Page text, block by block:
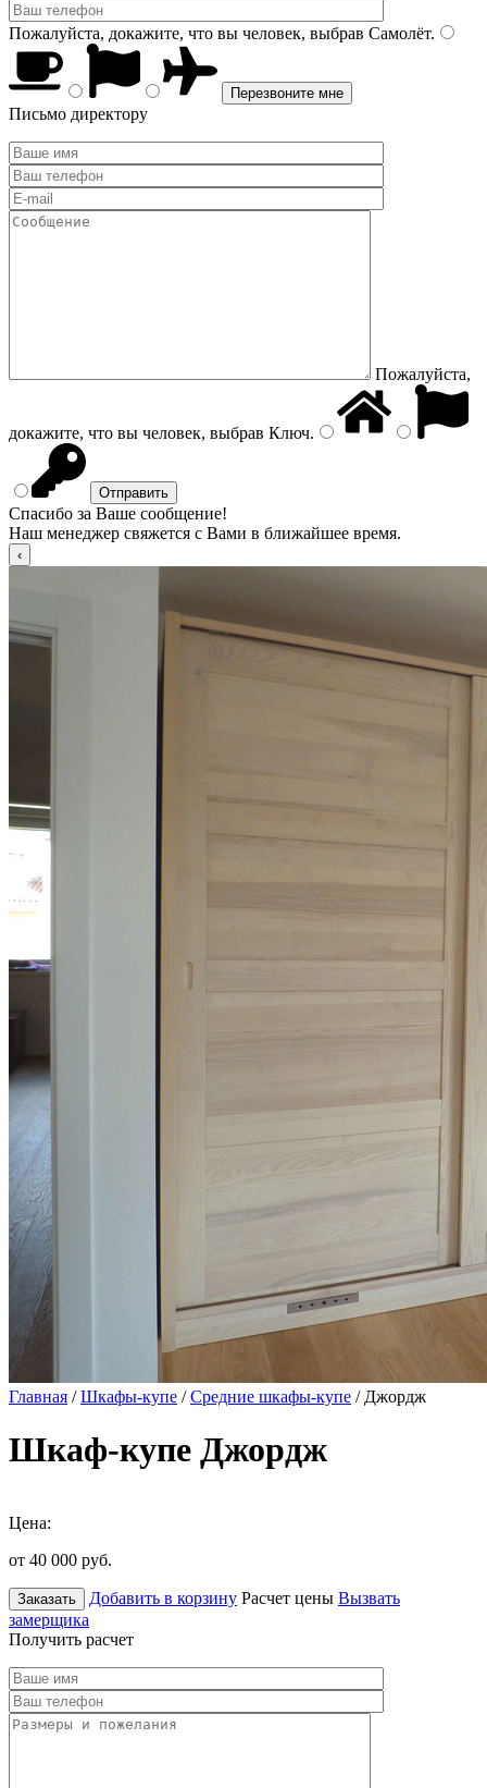
Пожалуйста, докажите, что вы человек, выбрав Самолёт.
Письмо директору
Пожалуйста,
докажите, что вы человек, выбрав Ключ.
Спасибо за Ваше сообщение!
Наш менеджер свяжется с Вами в ближайшее время.
Главная /Шкафы-купе /Средние шкафы-купе / Джордж
Шкаф-купе Джордж
Цена:
от 40 000 руб.
Заказать Добавить в корзину Расчет цены Вызвать
замерщика
Получить расчет